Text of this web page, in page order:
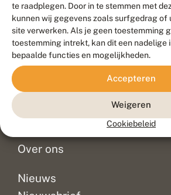
te raadplegen. Door in te stemmen met
kunnen wij gegevens zoals surfgedrag of
site verwerken. Als je geen toestemming
toestemming intrekt, kan dit een nadelige
bepaalde functies en mogelijkheden.
Accepteren
Weigeren
Cookiebeleid
Contact
Veelgestelde vragen
Doneer
Over ons
Nieuws
Meld waarnemingen© 2026 Vlinderstichting
Duurzaam ontwikkeld door
Go2People
Blue Field Agency
Privacy
Disclaimer
Sitemap